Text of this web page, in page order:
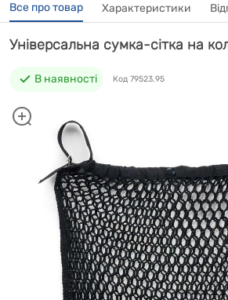
Все про товар Характеристики
Універсальна сумка-сітка на
В наявності Код 79523.95